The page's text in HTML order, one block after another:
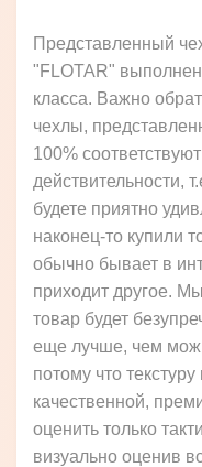
Представленный
"FLOTAR"
класса. Важно
чехлы,
100%
действительности,
будете приятно
наконец-то купили
обычно бывает в
приходит другое.
товар будет
еще лучше, чем
потому что
качественной,
оценить только
визуально оценив